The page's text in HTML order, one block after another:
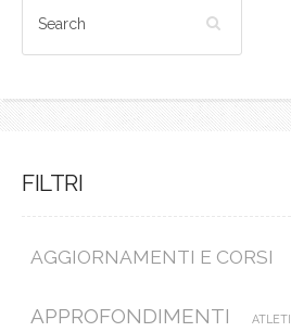
FILTRI
AGGIORNAMENTI E CORSI
APPROFONDIMENTI ATLETI